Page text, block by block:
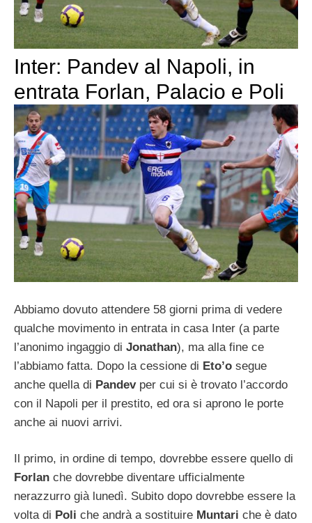
Inter: Pandev al Napoli, in
entrata Forlan, Palacio e Poli
Abbiamo dovuto attendere 58 giorni prima di vedere
qualche movimento in entrata in casa Inter (a parte
l’anonimo ingaggio di Jonathan), ma alla fine ce
l’abbiamo fatta. Dopo la cessione di Eto’o segue
anche quella di Pandevper cui si è trovato l’accordo
con il Napoli per il prestito, ed ora si aprono le porte
anche ai nuovi arrivi.
Il primo, in ordine di tempo, dovrebbe essere quello di
Forlan che dovrebbe diventare ufficialmente
nerazzurro già lunedì. Subito dopo dovrebbe essere la
volta di Poli che andrà a sostituire Muntari che è dato